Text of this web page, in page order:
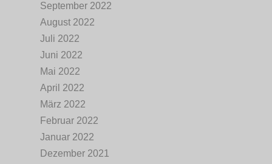
September 2022
August 2022
Juli 2022
Juni 2022
Mai 2022
April 2022
März 2022
Februar 2022
Januar 2022
Dezember 2021